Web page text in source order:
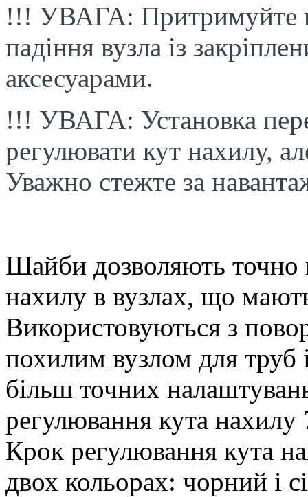
!!! УВАГА: Притримуйте
падіння вузла із
аксесуарами.
!!! УВАГА: Установка
регулювати кут нахилу,
Уважно стежте за
Шайби дозволяють точно
нахилу в вузлах, що
Використовуються з
похилим вузлом для труб
більш точних
регулювання кута нахилу
Крок регулювання кута
двох кольорах: чорний і